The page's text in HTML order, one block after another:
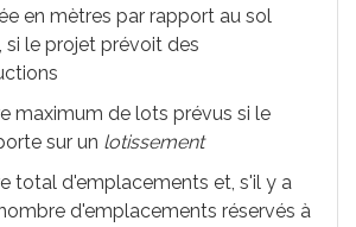
en mètres par rapport au sol
si le projet prévoit des
maximum de lots prévus si le
sur un lotissement
total d'emplacements et, s'il y a
d'emplacements réservés à